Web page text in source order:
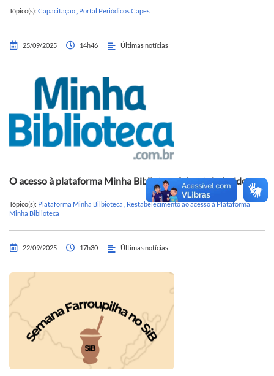
Tópico(s): Capacitação Portal Periódicos Capes
25/09/2025 14h46 Últimas notícias
O acesso à plataforma Minha Biblioteca foi restabelecido
Tópico(s): Plataforma Minha Bilbioteca
Restabelecimento ao acesso à Plataforma
Minha Biblioteca
22/09/2025 17h30 Últimas notícias